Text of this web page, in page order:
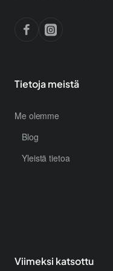
Tietoja meistä
Me olemme
Blog
Yleistä tietoa
Viimeksi katsottu